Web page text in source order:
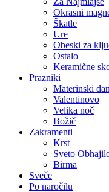
Okrasni
Škatle
Ure
Obeski za
Ostalo
Keramične
Prazniki
Materinski dan
Valentinovo
Velika noč
Božič
Zakramenti
Krst
Sveto
Birma
Sveče
Po naročilu